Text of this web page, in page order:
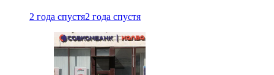
2 года спустя2 года спустя